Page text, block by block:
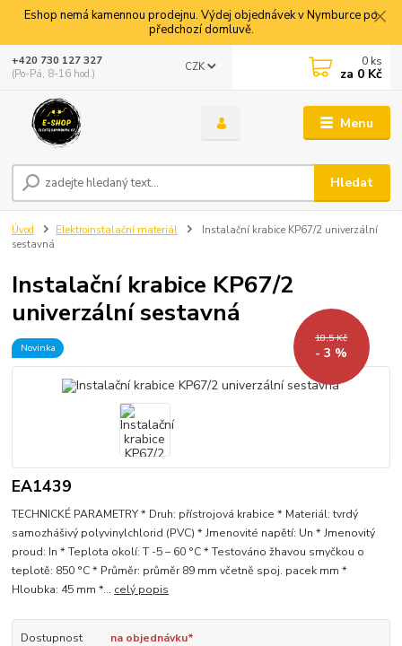
Eshop nemá kamennou prodejnu. Výdej objednávek v Nymburce po
předchozí domluvě.
Menu
CZK
Hledat
+420 730 127 327
(Po-Pá, 8-16 hod.)
0 ks
za 0 Kč
Úvod Elektroinstalační materiál
Instalační krabice KP67/2 univerzální
sestavná
Instalační krabice KP67/2
univerzální sestavná
Novinka
18,5 Kč
- 3 %
EA1439
TECHNICKÉ PARAMETRY * Druh: přístrojová krabice * Materiál: tvrdý
samozhášivý polyvinylchlorid (PVC) * Jmenovité napětí: Un * Jmenovitý
proud: In * Teplota okolí: T -5 – 60 °C * Testováno žhavou smyčkou o
teplotě: 850 °C * Průměr: průměr 89 mm včetně spoj. pacek mm *
Hloubka: 45 mm *... celý popis
Dostupnost na objednávku*